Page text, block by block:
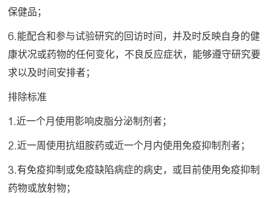
保健品；
6.能配合和参与试验研究的回访时间，并及时反映自身的健
康状况或药物的任何变化，不良反应症状，能够遵守研究要
求以及时间安排者；
排除标准
1.近一个月使用影响皮脂分泌制剂者；
2.近一周使用抗组胺药或近一个月内使用免疫抑制剂者；
3.有免疫抑制或免疫缺陷病症的病史，或目前使用免疫抑制
药物或放射物；